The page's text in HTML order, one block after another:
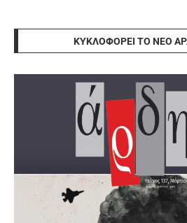
ΚΥΚΛΟΦΟΡΕΊ ΤΟ ΝΈΟ